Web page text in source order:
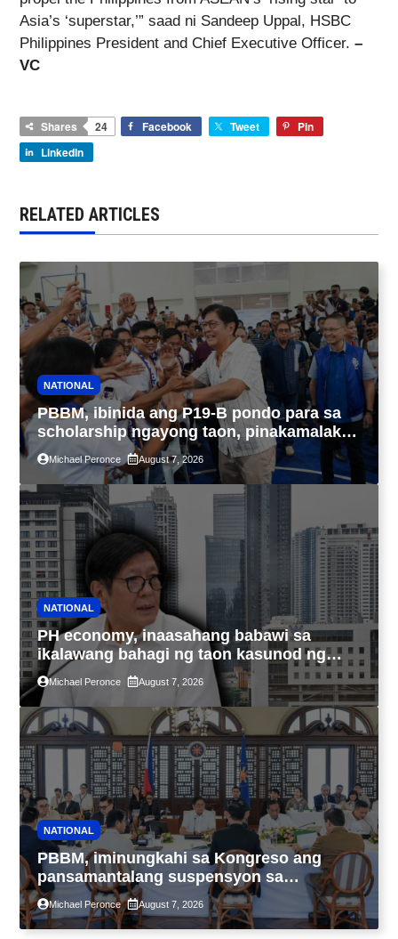
Asia’s ‘superstar,’” saad ni Sandeep Uppal, HSBC
Philippines President and Chief Executive Officer. –
VC
Shares 24 Facebook Tweet
Pin
LinkedIn
RELATED ARTICLES
NATIONAL
PBBM, ibinida ang P19-B pondo para sa
scholarship ngayong taon, pinakamalaki
sa kasaysayan ng TESDA
Michael Peronce August 7, 2026
NATIONAL
PH economy, inaasahang babawi sa
ikalawang bahagi ng taon kasunod ng
2.3% GDP dulot ng Middle East war,
pagkaantala ng public construction
Michael Peronce August 7, 2026
NATIONAL
PBBM, iminungkahi sa Kongreso ang
pansamantalang suspensyon sa
pagpapatupad ng Real Property Valuation
and Assessment Reform Act
Michael Peronce August 7, 2026